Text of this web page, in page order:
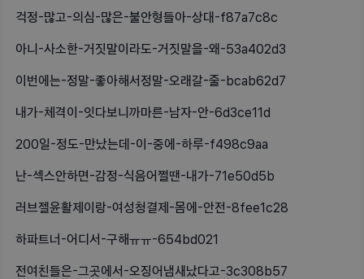
걱정-많고-의심-많은-불안형들아-상대-f87a7c8c
아니-사소한-거짓말이라도-거짓말을-왜-53a402d3
이번에는-정말-좋아해서정말-오래갈-줄-bcab62d7
내가-체격이-잇다보니까마른-남자-안-6d3ce11d
200일-정도-만났는데-이-중에-하루-f498c9aa
난-섹스안하면-감정-식음어쩔땐-내가-71e50d5b
러브젤윤활제이랑-여성청결제-몸에-안전-8fee1c28
하파트너-어디서-구해ㅠㅠ-654bd021
전여친들은-그곳에서-오징어냄새났다고-3c308b57